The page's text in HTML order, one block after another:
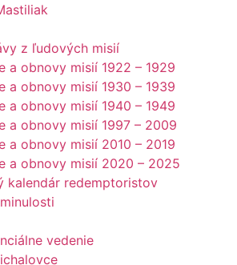
z ľudových misií
a obnovy misií 1922 – 1929
a obnovy misií 1930 – 1939
a obnovy misií 1940 – 1949
a obnovy misií 1997 – 2009
a obnovy misií 2010 – 2019
a obnovy misií 2020 – 2025
kalendár redemptoristov
vedenie